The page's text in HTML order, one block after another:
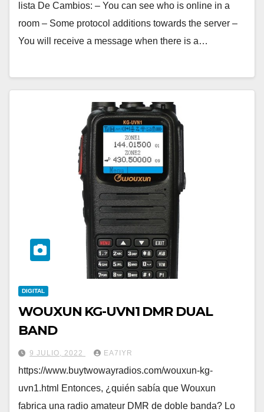
lista De Cambios: – You can see who is online in a
room – Some protocol additions towards the server –
You will receive a message when there is a…
DIGITAL
WOUXUN KG-UVN1 DMR DUAL
BAND
9 JULIO, 2022 EA7IYR
https://www.buytwowayradios.com/wouxun-kg-
uvn1.html Entonces, ¿quién sabía que Wouxun
fabrica una radio amateur DMR de doble banda? Lo